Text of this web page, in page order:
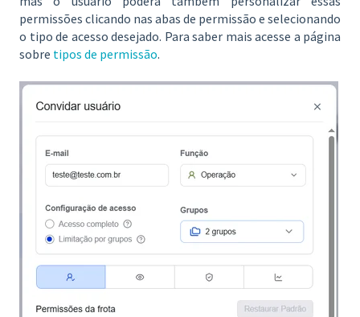
permissões clicando nas abas de permissão e selecionando
o tipo de acesso desejado. Para saber mais acesse a página
sobre tipos de permissão.